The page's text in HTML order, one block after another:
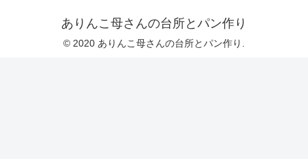
ありんこ母さんの台所とパン作り
© 2020 ありんこ母さんの台所とパン作り.